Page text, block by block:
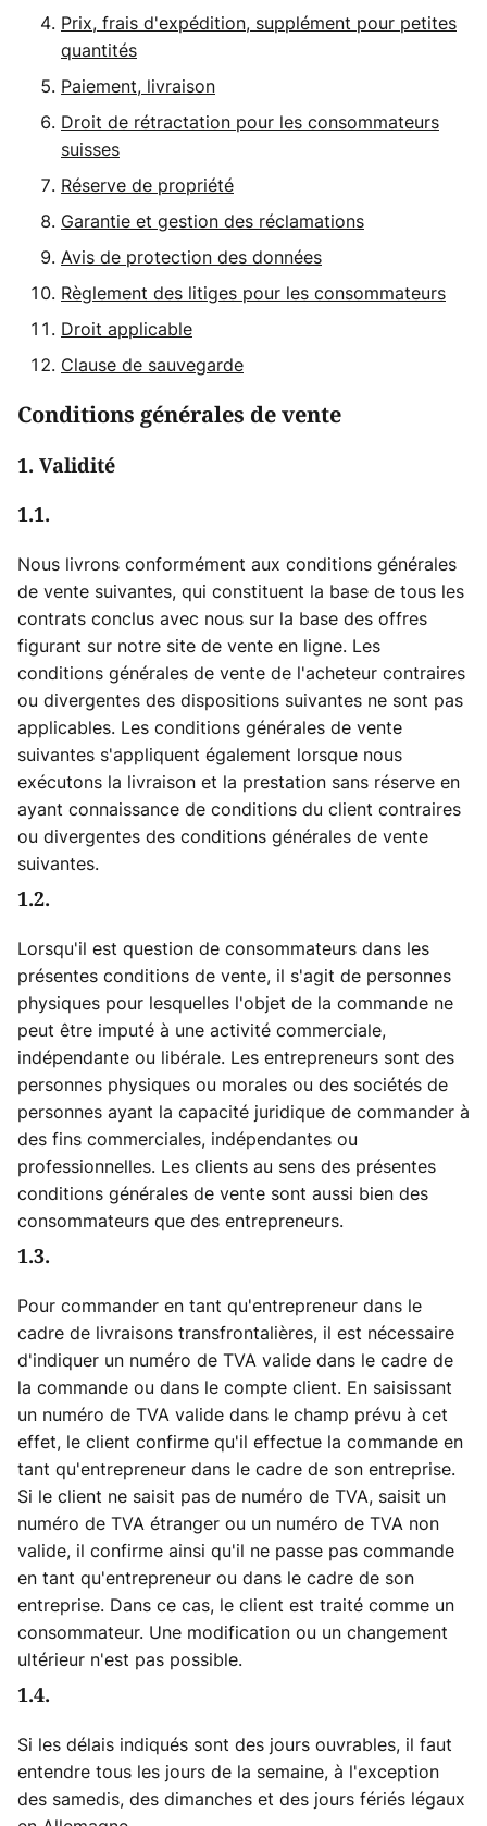
Prix, frais d'expédition, supplément pour petites
quantités
Paiement, livraison
Droit de rétractation pour les consommateurs
suisses
Réserve de propriété
Garantie et gestion des réclamations
Avis de protection des données
Règlement des litiges pour les consommateurs
Droit applicable
Clause de sauvegarde
Conditions générales de vente
1. Validité
1.1.
Nous livrons conformément aux conditions générales
de vente suivantes, qui constituent la base de tous les
contrats conclus avec nous sur la base des offres
figurant sur notre site de vente en ligne. Les
conditions générales de vente de l'acheteur contraires
ou divergentes des dispositions suivantes ne sont pas
applicables. Les conditions générales de vente
suivantes s'appliquent également lorsque nous
exécutons la livraison et la prestation sans réserve en
ayant connaissance de conditions du client contraires
ou divergentes des conditions générales de vente
suivantes.
1.2.
Lorsqu'il est question de consommateurs dans les
présentes conditions de vente, il s'agit de personnes
physiques pour lesquelles l'objet de la commande ne
peut être imputé à une activité commerciale,
indépendante ou libérale. Les entrepreneurs sont des
personnes physiques ou morales ou des sociétés de
personnes ayant la capacité juridique de commander à
des fins commerciales, indépendantes ou
professionnelles. Les clients au sens des présentes
conditions générales de vente sont aussi bien des
consommateurs que des entrepreneurs.
1.3.
Pour commander en tant qu'entrepreneur dans le
cadre de livraisons transfrontalières, il est nécessaire
d'indiquer un numéro de TVA valide dans le cadre de
la commande ou dans le compte client. En saisissant
un numéro de TVA valide dans le champ prévu à cet
effet, le client confirme qu'il effectue la commande en
tant qu'entrepreneur dans le cadre de son entreprise.
Si le client ne saisit pas de numéro de TVA, saisit un
numéro de TVA étranger ou un numéro de TVA non
valide, il confirme ainsi qu'il ne passe pas commande
en tant qu'entrepreneur ou dans le cadre de son
entreprise. Dans ce cas, le client est traité comme un
consommateur. Une modification ou un changement
ultérieur n'est pas possible.
1.4.
Si les délais indiqués sont des jours ouvrables, il faut
entendre tous les jours de la semaine, à l'exception
des samedis, des dimanches et des jours fériés légaux